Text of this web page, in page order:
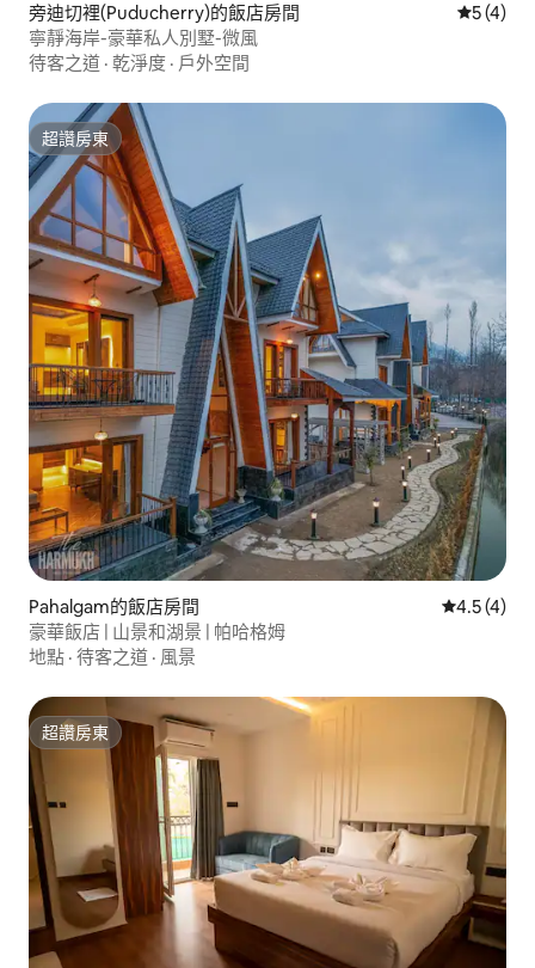
旁迪切裡(Puducherry)的飯店房間 從 4 則評
5 (4)
寧靜海岸-豪華私人別墅-微風
待客之道 · 乾淨度 · 戶外空間
超讚房東
超讚房東
Pahalgam的飯店房間 從 4 則評
4.5 (4)
豪華飯店 | 山景和湖景 | 帕哈格姆
地點 · 待客之道 · 風景
超讚房東
超讚房東